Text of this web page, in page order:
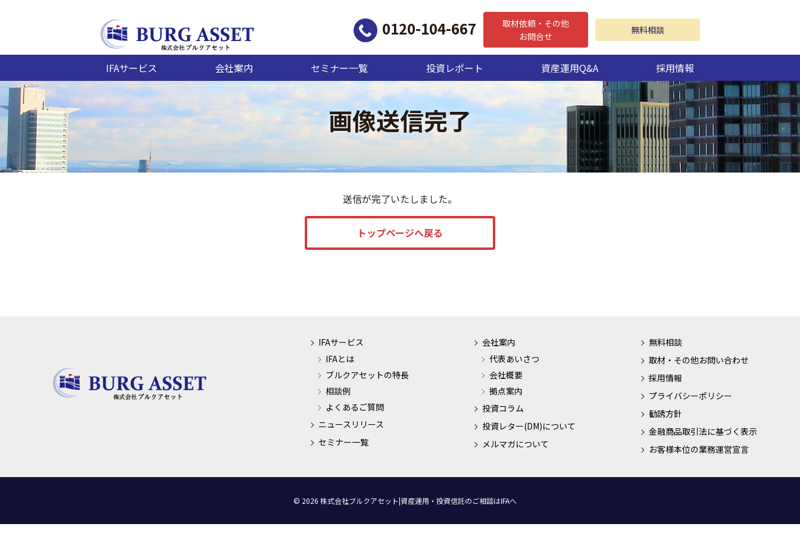
0120-104-667
取材依頼・その他
お問合せ
無料相談
IFAサービス 会社案内 セミナー一覧 投資レポート 資産運用Q&A 採用情報
画像送信完了
送信が完了いたしました。
トップページへ戻る
IFAサービス
IFAとは
ブルクアセットの特長
相談例
よくあるご質問
ニュースリリース
セミナー一覧
会社案内
代表あいさつ
会社概要
拠点案内
投資コラム
投資レター(DM)について
メルマガについて
無料相談
取材・その他お問い合わせ
採用情報
プライバシーポリシー
勧誘方針
金融商品取引法に基づく表示
お客様本位の業務運営宣言
© 2026 株式会社ブルクアセット|資産運用・投資信託のご相談はIFAへ